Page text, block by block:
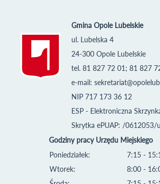
Gmina Opole Lubelskie
ul. Lubelska 4
24-300 Opole Lubelskie
tel. 81 827 72 01; 81 827
e-mail:
NIP 717 173 36 12
ESP - Elektroniczna
Skrytka ePUAP: /0612053/
Godziny pracy Urzędu Miejskiego
Poniedziałek:
Wtorek:
7:15 -
8:00 -